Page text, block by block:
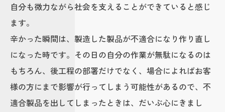
自分も微力ながら社会を支えることができていると感じ
ます。
辛かった瞬間は、製造した製品が不適合になり作り直し
になった時です。その日の自分の作業が無駄になるのは
もちろん、後工程の部署だけでなく、場合によればお客
様の方にまで影響が行ってしまう可能性があるので、不
適合製品を出してしまったときは、だいぶ心にきまし